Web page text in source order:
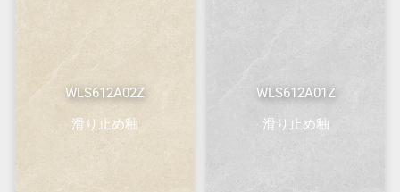
WLS612A02Z
滑り止め釉
WLS612A01Z
滑り止め釉